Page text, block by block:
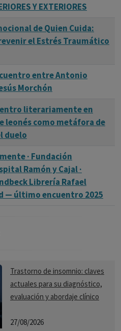
Y EXTERIORES
de Quien Cuida:
el Estrés Traumático
entre Antonio
Morchón
literariamente en
leonés como metáfora de
duelo
· Fundación
Ramón y Cajal ·
Librería Rafael
— último encuentro 2025
Trastorno de insomnio: claves
actuales para su diagnóstico,
evaluación y abordaje clínico
27/08/2026